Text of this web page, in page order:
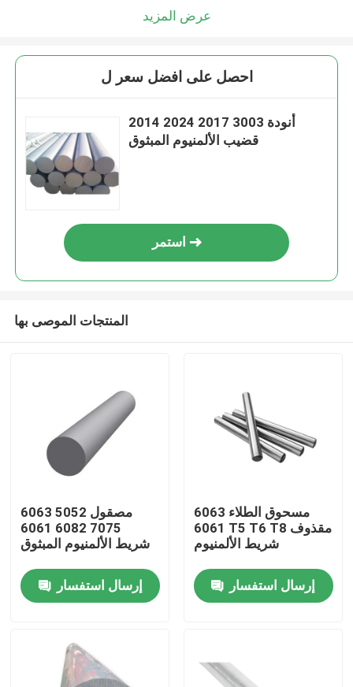
منزل
إتصال
عرض المزيد
احصل على افضل سعر ل
أنودة 3003 2017 2024 2014
قضيب الألمنيوم المبثوق
استمر
المنتجات الموصى بها
مصقول 5052 6063
7075 6082 6061
شريط الألمنيوم المبثوق
إرسال استفسار
مسحوق الطلاء 6063
6061 T5 T6 T8 مقذوف
شريط الألمنيوم
إرسال استفسار